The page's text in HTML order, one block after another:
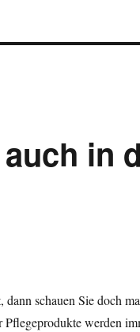
in
dann schauen Sie doch
werden